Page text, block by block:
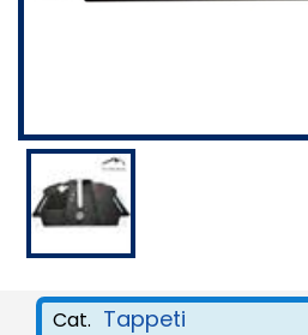
Cat. Tappeti